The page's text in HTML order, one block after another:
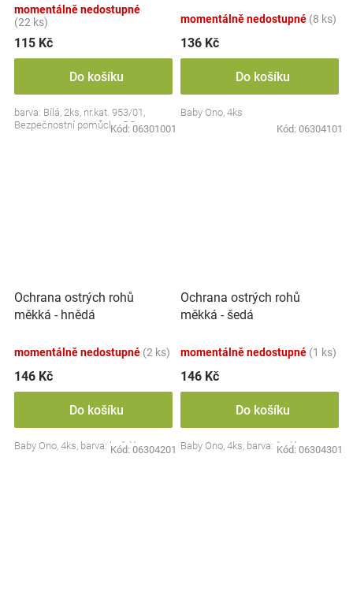
momentálně nedostupné
(22 ks)
115 Kč
Do košíku
barva: Bílá, 2ks, nr.kat. 953/01,
Bezpečnostní pomůcka, BO
Kód: 06301001
momentálně nedostupné (8 ks)
136 Kč
Do košíku
Baby Ono, 4ks
Kód: 06304101
Ochrana ostrých rohů
měkká - hnědá
momentálně nedostupné (2 ks)
146 Kč
Do košíku
Baby Ono, 4ks, barva: hnědá
Kód: 06304201
Ochrana ostrých rohů
měkká - šedá
momentálně nedostupné (1 ks)
146 Kč
Do košíku
Baby Ono, 4ks, barva: šedá
Kód: 06304301